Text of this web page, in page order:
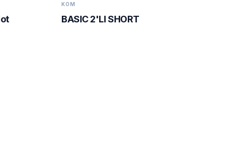
KOM
BASIC 2'LI SHORT